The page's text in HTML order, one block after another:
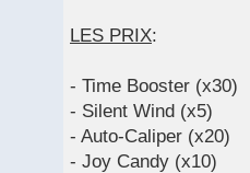
LES PRIX:
- Time Booster (x30)
- Silent Wind (x5)
- Auto-Caliper (x20)
- Joy Candy (x10)